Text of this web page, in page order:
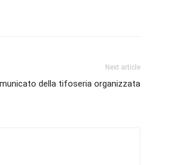
Next article
della tifoseria organizzata